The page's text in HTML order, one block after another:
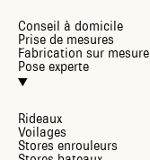
Conseil à domicile
Prise de mesures
Fabrication sur mesure
Pose experte
Rideaux
Voilages
Stores enrouleurs